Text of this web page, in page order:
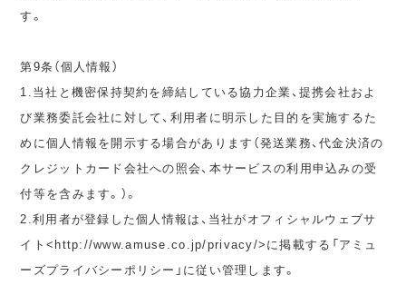
す。
第9条（個人情報）
1.当社と機密保持契約を締結している協力企業、提携会社およ
び業務委託会社に対して、利用者に明示した目的を実施するた
めに個人情報を開示する場合があります（発送業務、代金決済の
クレジットカード会社への照会、本サービスの利用申込みの受
付等を含みます。）。
2.利用者が登録した個人情報は、当社がオフィシャルウェブサ
イト<http://www.amuse.co.jp/privacy/>に掲載する「アミュ
ーズプライバシーポリシー」に従い管理します。